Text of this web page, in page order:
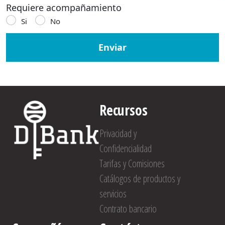
Requiere acompañamiento
Si No
Enviar
Recursos
Privacidad y
Confidencialidad
Tarifas y Comisiones
Catálogos de productos y
servicios
Contrato bancario